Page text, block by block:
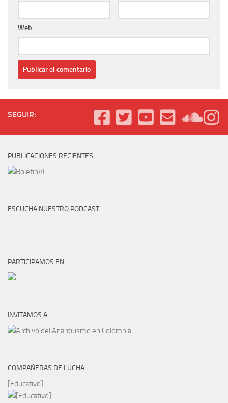
Web
SEGUIR:
PUBLICACIONES RECIENTES
ESCUCHA NUESTRO PODCAST
PARTICIPAMOS EN:
INVITAMOS A:
COMPAÑERAS DE LUCHA:
[Educativo]